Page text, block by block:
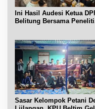
Ini Hasil Audesi Ketua
Belitung Bersama Peneliti
Sasar Kelompok Petani